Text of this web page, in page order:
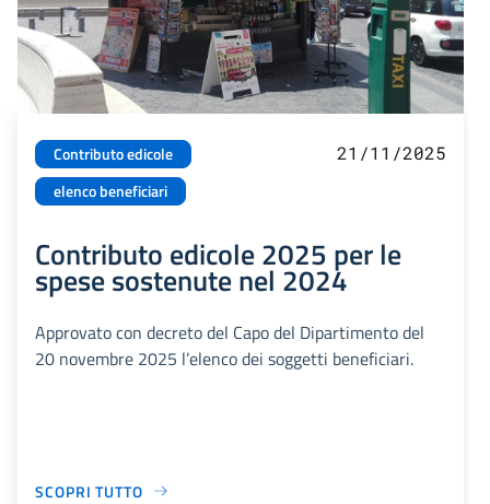
Contributo edicole
elenco beneficiari
21/11/2025
Contributo edicole 2025 per le
spese sostenute nel 2024
Approvato con decreto del Capo del Dipartimento del
20 novembre 2025 l’elenco dei soggetti beneficiari.
SCOPRI TUTTO